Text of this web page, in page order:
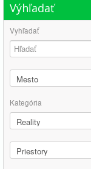
Výhľadať
Vyhľadať
Kategória